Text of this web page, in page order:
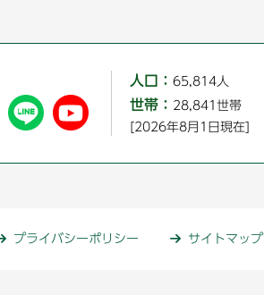
人口： 65,814人
世帯： 28,841世帯
[2026年8月1日現在]
プライバシーポリシー サイトマップ